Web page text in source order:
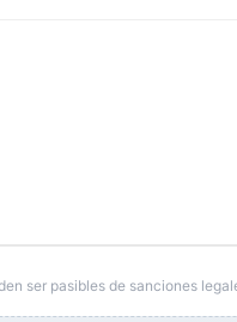
ser pasibles de sanciones